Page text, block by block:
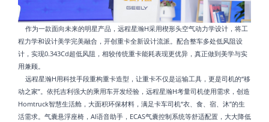
作为一款面向未来的明星产品，远程星瀚H采用楔形头空气动力学设计，将工
程力学和设计美学完美融合，开创重卡全新设计流派。配合整车多处低风阻设
计，实现0.343Cd超低风阻，相较传统重卡能耗表现更优异，真正做到美学与实
用兼顾。
远程星瀚H用科技手段重构重卡造型，让重卡不仅是运输工具，更是司机的“移
动之家”。依托吉利强大的乘用车开发经验，远程星瀚H考量司机使用需求，创造
Homtruck智慧生活舱，大面积环保材料，满足卡车司机“衣、食、宿、沐”的生
活需求。气囊悬浮座椅，AI语音助手，ECAS气囊控制系统等舒适配置，大大降低